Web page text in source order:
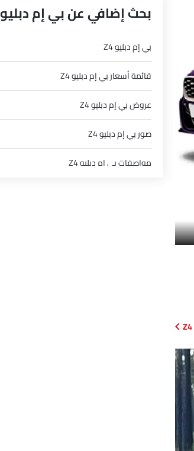
بحث إضافي عن بي إم دبليو Z4
بي إم دبليو Z4
قائمة أسعار بي إم دبليو Z4
عروض بي إم دبليو Z4
صور بي إم دبليو Z4
مواصفات بي إم دبليو Z4